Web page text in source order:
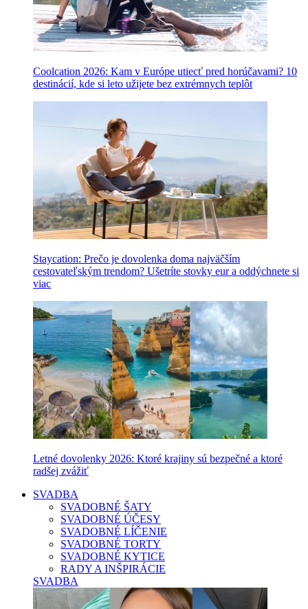
Coolcation 2026: Kam v Európe utiecť pred horúčavami? 10
destinácií, kde si leto užijete bez extrémnych teplôt
Staycation: Prečo je dovolenka doma najväčším
cestovateľským trendom? Ušetríte stovky eur a oddýchnete si
viac
Letné dovolenky 2026: Ktoré krajiny sú bezpečné a ktoré
radšej zvážiť
SVADBA
SVADOBNÉ ŠATY
SVADOBNÉ ÚČESY
SVADOBNÉ LÍČENIE
SVADOBNÉ TORTY
SVADOBNÉ KYTICE
RADY A INŠPIRÁCIE
SVADBA